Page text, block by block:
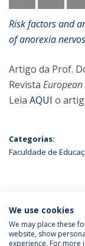
Risk factors and
of anorexia
Artigo da Prof.
Revista European
Leia AQUI o
Categorias:
Faculdade de
ÚLTIMAS
We use cookies
We may place these
website, show
experience. For more